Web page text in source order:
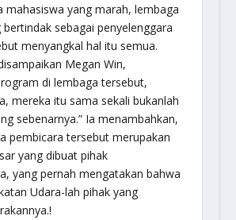
mahasiswa yang marah, lembaga
sebagai penyelenggara
menyangkal hal itu semua.
Megan Win,
di lembaga tersebut,
mereka itu sama sekali bukanlah
sebenarnya.” Ia menambahkan,
pembicara tersebut merupakan
yang dibuat pihak
yang pernah mengatakan bahwa
Udara-lah pihak yang